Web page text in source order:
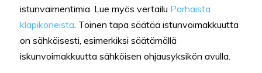
istunvaimentimia. Lue myös vertailu Parhaista
klapikoneista. Toinen tapa säätää istunvoimakkuutta
on sähköisesti, esimerkiksi säätämällä
iskunvoimakkuutta sähköisen ohjausyksikön avulla.